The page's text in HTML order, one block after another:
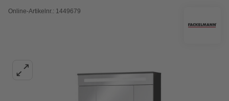
Online-Artikelnr.: 1449679